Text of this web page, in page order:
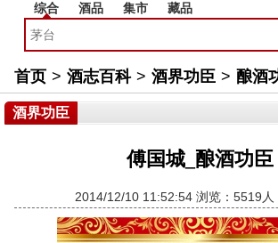
综合 酒品 集市 藏品
首页 > 酒志百科 > 酒界功臣 > 酿酒
酒界功臣
傅国城_酿酒功臣
2014/12/10 11:52:54 浏览：